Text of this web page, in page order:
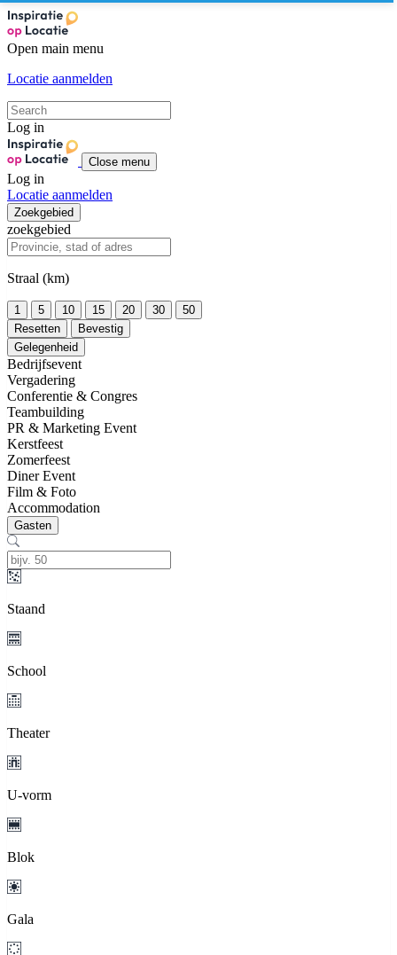
Open main menu
Locatie aanmelden
Log in
Close menu
Log in
Locatie aanmelden
Zoekgebied
zoekgebied
Straal (km)
1 5 10 15 20 30
50
Resetten
Bevestig
Gelegenheid
Bedrijfsevent
Vergadering
Conferentie & Congres
Teambuilding
PR & Marketing Event
Kerstfeest
Zomerfeest
Diner Event
Film & Foto
Accommodation
Gasten
Staand
School
Theater
U-vorm
Blok
Gala